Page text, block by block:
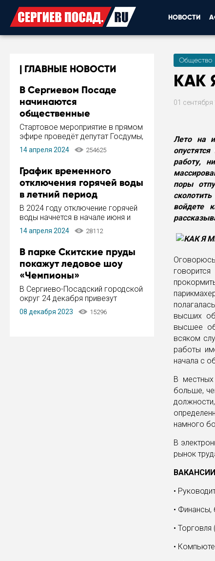
НОВОСТИ
ГЛАВНЫЕ НОВОСТИ
В Сергиевом Посаде
начинаются
общественные
обсуждения Стратегии
развития города
Стартовое мероприятие в прямом
эфире проведёт депутат Госдумы,
инициатор и автор Концепции
развития Сергиева Посада и
Пахомов.
14 апреля 2024 254625
График временного
отключения горячей воды
в летний период
В 2024 году отключение горячей
воды начнется в начале июня и
завершится в конце августа.
Период отключения составит не
14 апреля 2024 28112
В парке Скитские пруды
покажут ледовое шоу
«Чемпионы»
В Сергиево-Посадский городской
округ 24 декабря привезут
ледовый тур «Чемпионы»
заслуженного мастера спорта,
08 декабря 2023 15296
Общество
КАК
01 сентября
Лето на
работу,
поры
войдете
высших
высшее
всяком
работы
начала с
В
больше,
намного
В
рынок
ВАКАНСИИ
•
• Финансы,
• Торговля
•